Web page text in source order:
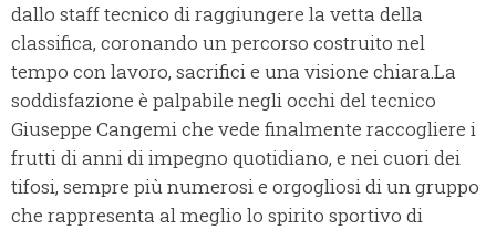
dallo staff tecnico di raggiungere la vetta della
classifica, coronando un percorso costruito nel
tempo con lavoro, sacrifici e una visione chiara.La
soddisfazione è palpabile negli occhi del tecnico
Giuseppe Cangemi che vede finalmente raccogliere i
frutti di anni di impegno quotidiano, e nei cuori dei
tifosi, sempre più numerosi e orgogliosi di un gruppo
che rappresenta al meglio lo spirito sportivo di